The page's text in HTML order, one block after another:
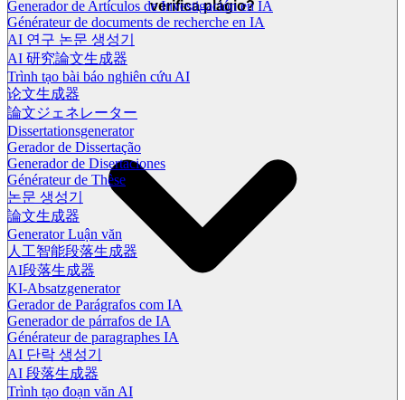
Generador de Artículos de Investigación en IA
Générateur de documents de recherche en IA
AI 연구 논문 생성기
AI 研究論文生成器
Trình tạo bài báo nghiên cứu AI
论文生成器
論文ジェネレーター
Dissertationsgenerator
Gerador de Dissertação
Generador de Disertaciones
Générateur de Thèse
논문 생성기
論文生成器
Generator Luận văn
人工智能段落生成器
AI段落生成器
KI-Absatzgenerator
Gerador de Parágrafos com IA
Generador de párrafos de IA
Générateur de paragraphes IA
AI 단락 생성기
AI 段落生成器
Trình tạo đoạn văn AI
verifica plágio?